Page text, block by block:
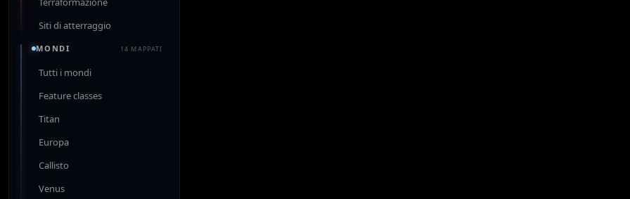
Siti di atterraggio
MONDI 14 MAPPATI
Tutti i mondi
Feature classes
Titan
Europa
Callisto
Venus